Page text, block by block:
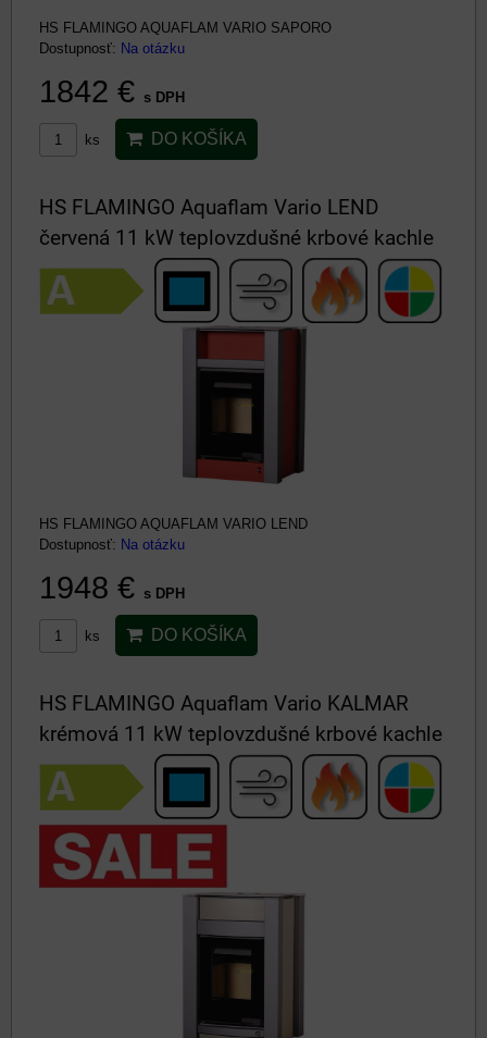
HS FLAMINGO AQUAFLAM VARIO SAPORO
Dostupnosť: Na otázku
1842 € s DPH
ks DO KOŠÍKA
HS FLAMINGO Aquaflam Vario LEND
červená 11 kW teplovzdušné krbové kachle
HS FLAMINGO AQUAFLAM VARIO LEND
Dostupnosť: Na otázku
1948 € s DPH
ks DO KOŠÍKA
HS FLAMINGO Aquaflam Vario KALMAR
krémová 11 kW teplovzdušné krbové kachle